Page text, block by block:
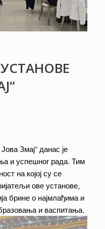
Змај“ данас је
и успешног рада. Тим
на којој су се
ове установе,
брине о најмлађима и
и васпитања.